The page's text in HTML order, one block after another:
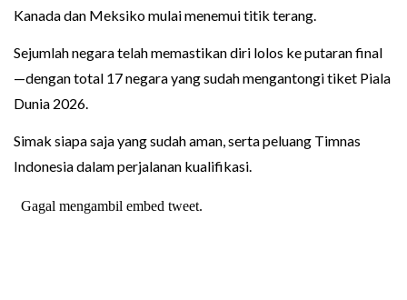
Kanada dan Meksiko mulai menemui titik terang.
Sejumlah negara telah memastikan diri lolos ke putaran final
—dengan total 17 negara yang sudah mengantongi tiket Piala
Dunia 2026.
Simak siapa saja yang sudah aman, serta peluang Timnas
Indonesia dalam perjalanan kualifikasi.